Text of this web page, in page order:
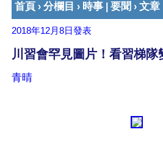
首頁 › 分欄目 › 時事 要聞 › 文章
2018年12月8日發表
川習會罕見圖片！看習梯
青晴